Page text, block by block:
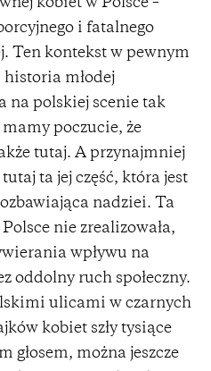
kobiet w Polsce –
i fatalnego
Ten kontekst w pewnym
historia młodej
na polskiej scenie tak
poczucie, że
tutaj. A przynajmniej
ta jej część, która jest
nadziei. Ta
nie zrealizowała,
wpływu na
oddolny ruch społeczny.
ulicami w czarnych
kobiet szły tysiące
głosem, można jeszcze